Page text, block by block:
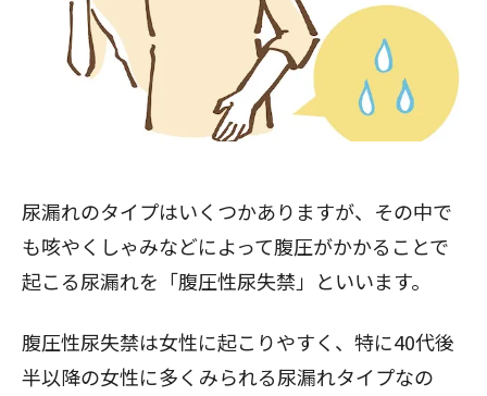
尿漏れのタイプはいくつかありますが、その中で
も咳やくしゃみなどによって腹圧がかかることで
起こる尿漏れを「腹圧性尿失禁 」といいます。
腹圧性尿失禁は女性に起こりやすく、特に40代後
半以降の女性に多くみられる尿漏れタイプなの